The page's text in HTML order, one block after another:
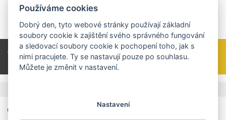
Text: Jiří Dorňák
Foto: Shutterstock
Celý článek si přečtěte v tištěné verzi TRADE
NEWS 1 / 2021 na straně 21.
Používáme cookies
Dobrý den, tyto webové stránky používají základní
soubory cookie k zajištění svého správného fungování
a sledovací soubory cookie k pochopení toho, jak s
nimi pracujete. Ty se nastavují pouze po souhlasu.
Můžete je změnit v nastavení.
Nastavení